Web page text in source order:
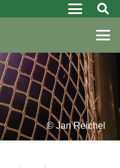
© Jan Reichel